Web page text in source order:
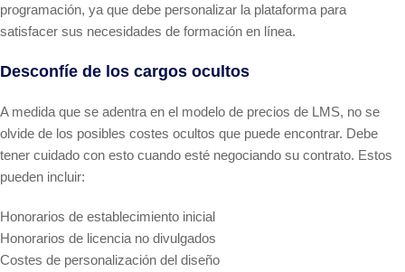
programación, ya que debe personalizar la plataforma para
satisfacer sus necesidades de formación en línea.
Desconfíe de los cargos ocultos
A medida que se adentra en el modelo de precios de LMS, no se
olvide de los posibles costes ocultos que puede encontrar. Debe
tener cuidado con esto cuando esté negociando su contrato. Estos
pueden incluir:
Honorarios de establecimiento inicial
Honorarios de licencia no divulgados
Costes de personalización del diseño